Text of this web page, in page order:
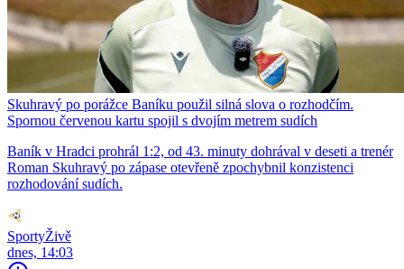
Skuhravý po porážce Baníku použil silná slova o rozhodčím.
Spornou červenou kartu spojil s dvojím metrem sudích
Baník v Hradci prohrál 1:2, od 43. minuty dohrával v deseti a trenér
Roman Skuhravý po zápase otevřeně zpochybnil konzistenci
rozhodování sudích.
SportyŽivě
dnes, 14:03